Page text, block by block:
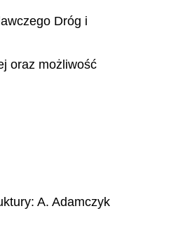
Dróg i
oraz możliwość
: A. Adamczyk